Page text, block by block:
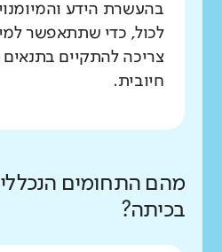
בהעשרת הידע
לכול, כדי שתתאפשר
צריכה להתקיים בתנאים
חיובית.
מהם התחומים
בכיתה?